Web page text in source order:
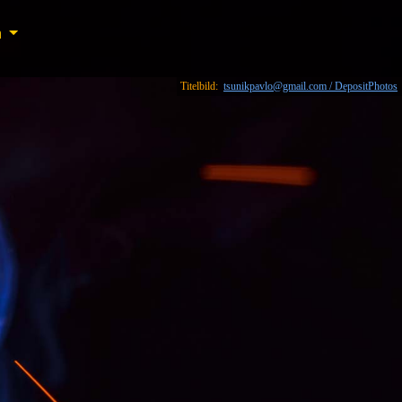
Titelbild: tsunikpavlo@gmail.com / DepositPhotos